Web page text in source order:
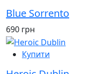
Blue Sorrento
690 грн
Купити